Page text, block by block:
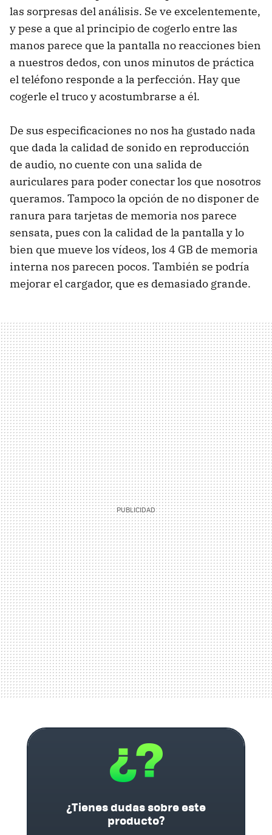
las sorpresas del análisis. Se ve excelentemente,
y pese a que al principio de cogerlo entre las
manos parece que la pantalla no reacciones bien
a nuestros dedos, con unos minutos de práctica
el teléfono responde a la perfección. Hay que
cogerle el truco y acostumbrarse a él.
De sus especificaciones no nos ha gustado nada
que dada la calidad de sonido en reproducción
de audio, no cuente con una salida de
auriculares para poder conectar los que nosotros
queramos. Tampoco la opción de no disponer de
ranura para tarjetas de memoria nos parece
sensata, pues con la calidad de la pantalla y lo
bien que mueve los vídeos, los 4 GB de memoria
interna nos parecen pocos. También se podría
mejorar el cargador, que es demasiado grande.
¿Tienes dudas sobre este
producto?